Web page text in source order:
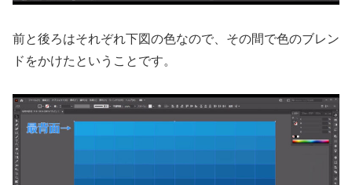
前と後ろはそれぞれ下図の色なので、その間で色のブレン
ドをかけたということです。